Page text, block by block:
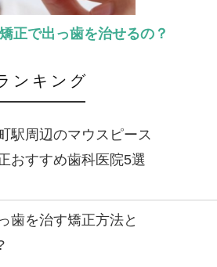
正で出っ歯を治せるの？
ンキング
駅周辺のマウスピース
おすすめ歯科医院5選
歯を治す矯正方法と